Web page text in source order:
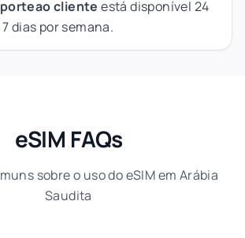
ao cliente está disponível 24
dias por semana.
eSIM FAQs
sobre o uso do eSIM em Arábia
Saudita